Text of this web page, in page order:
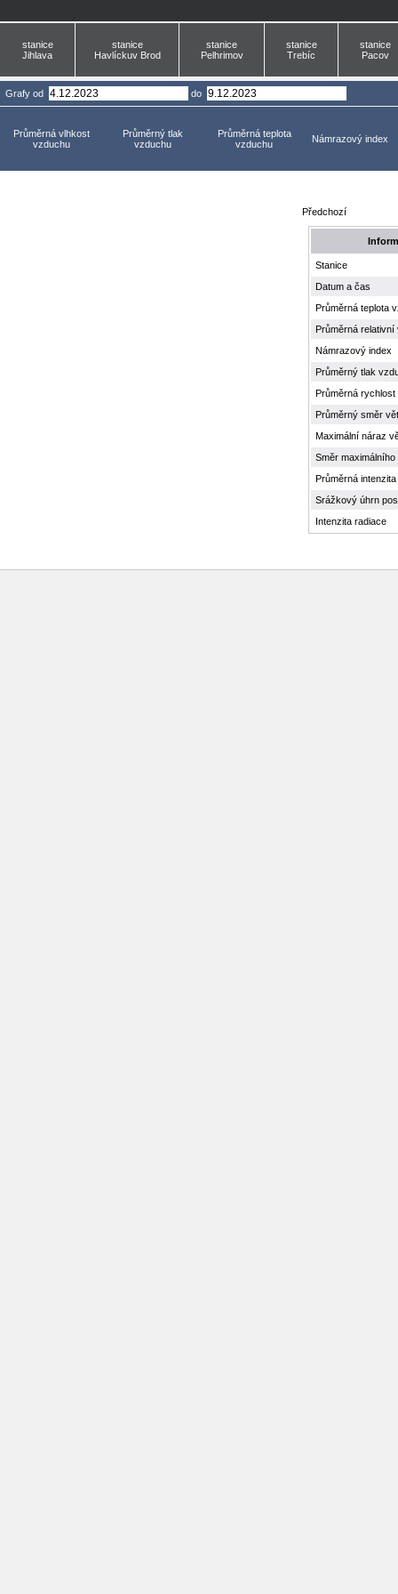
stanice
Jihlava
stanice
Havlíckuv Brod
stanice
Pelhrimov
stanice
Trebíc
stanice
Pacov
Grafy od do
Průměrná vlhkost
vzduchu
Průměrný tlak
vzduchu
Průměrná teplota
vzduchu
Námrazový index
Předchozí
Stanice
Datum a čas
Průměrná teplota
Průměrná
Námrazový index
Průměrný tlak
Průměrná rychlost
Průměrný směr
Maximální náraz
Směr
Průměrná
Srážkový úhrn
Intenzita radiace